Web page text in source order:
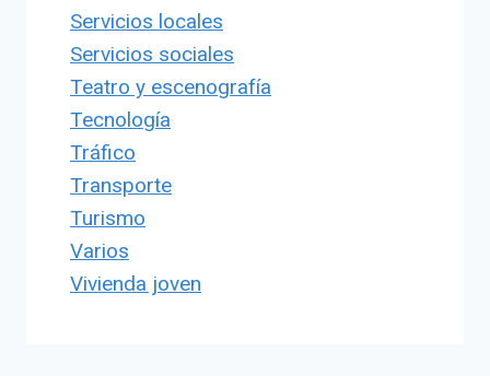
Servicios locales
Servicios sociales
Teatro y escenografía
Tecnología
Tráfico
Transporte
Turismo
Varios
Vivienda joven